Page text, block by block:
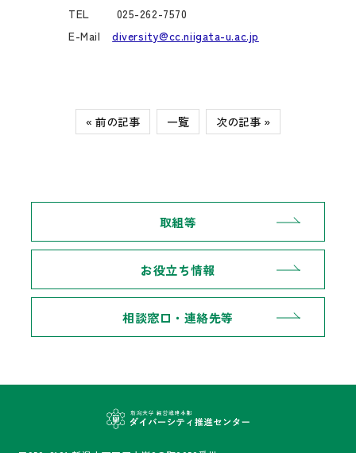
TEL 025-262-7570
E-Maildiversity@cc.niigata-u.ac.jp
« 前の記事 一覧 次の記事 »
取組等
お役立ち情報
相談窓口・連絡先等